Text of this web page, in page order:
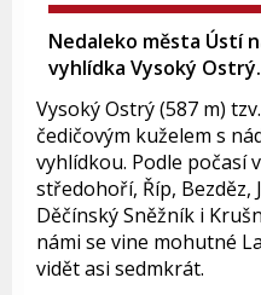
Nedaleko města Ústí
vyhlídka Vysoký Ostrý.
Vysoký Ostrý (587 m)
čedičovým kuželem s
vyhlídkou. Podle počasí
středohoří, Říp, Bezděz,
Děčínský Sněžník i
námi se vine mohutné
vidět asi sedmkrát.